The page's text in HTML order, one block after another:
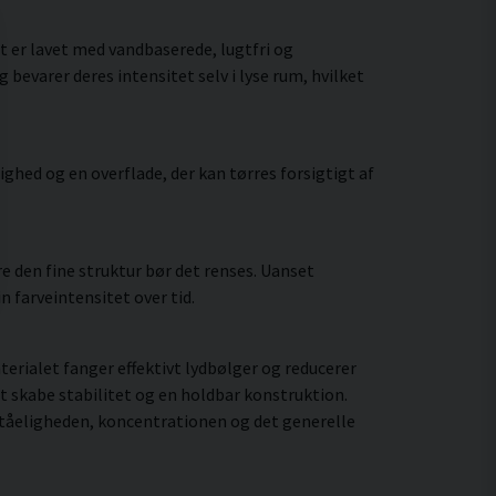
lavet med vandbaserede, lugtfri og
bevarer deres intensitet selv i lyse rum, hvilket
og en overflade, der kan tørres forsigtigt af
den fine struktur bør det renses. Uanset
farveintensitet over tid.
fanger effektivt lydbølger og reducerer
skabe stabilitet og en holdbar konstruktion.
koncentrationen og det generelle